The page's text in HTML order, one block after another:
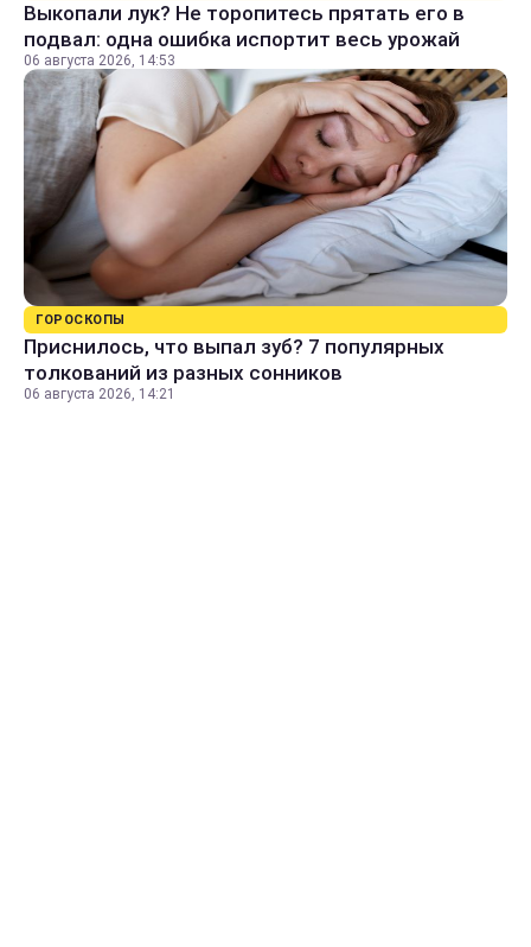
Выкопали лук? Не торопитесь прятать его в
подвал: одна ошибка испортит весь урожай
06 августа 2026, 14:53
ГОРОСКОПЫ
Приснилось, что выпал зуб? 7 популярных
толкований из разных сонников
06 августа 2026, 14:21